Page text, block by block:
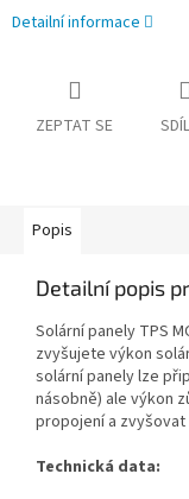
Detailní informace
ZEPTAT SE
Popis
Detailní popis
Solární panely TPS
zvyšujete výkon
solární panely lze
násobně) ale výkon
propojení a zvyšovat
Technická data: